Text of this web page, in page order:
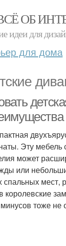
ОБ
идеи для
для дома
Эту мебель
может
или
спальных мест,
королевские
тоже не